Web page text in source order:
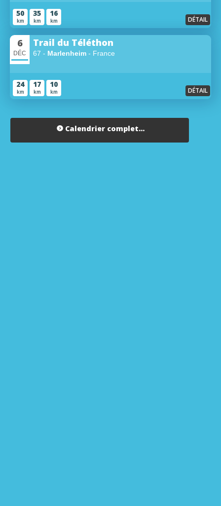
50
km
35
km
16
km DÉTAIL
6
DÉC
Trail du Téléthon
67 - Marlenheim - France
24
km
17
km
10
km DÉTAIL
Calendrier complet...